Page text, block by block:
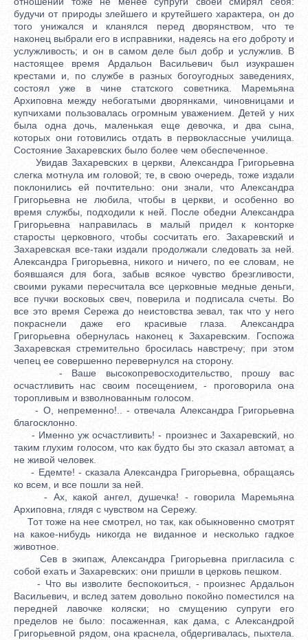
будучи от природы злейшего и крутейшего характера, он до
того унижался и кланялся перед дворянством, что те
наконец выбрали его в исправники, надеясь на его доброту и
услужливость; и он в самом деле был добр и услужлив. В
настоящее время Ардальон Васильевич был изукрашен
крестами и, по службе в разных богоугодных заведениях,
состоял уже в чине статского советника. Маремьяна
Архиповна между небогатыми дворянками, чиновницами и
купчихами пользовалась огромным уважением. Детей у них
была одна дочь, маленькая еще девочка, и два сына,
которых они готовились отдать в первоклассные училища.
Состояние Захаревских было более чем обеспеченное.
Увидав Захаревских в церкви, Александра Григорьевна
слегка мотнула им головой; те, в свою очередь, тоже издали
поклонились ей почтительно: они знали, что Александра
Григорьевна не любила, чтобы в церкви, и особенно во
время службы, подходили к ней. После обедни Александра
Григорьевна направилась в малый придел к конторке
старосты церковного, чтобы сосчитать его. Захаревский и
Захаревская все-таки издали продолжали следовать за ней.
Александра Григорьевна, никого и ничего, по ее словам, не
боявшаяся для бога, забыв всякое чувство брезгливости,
своими руками пересчитала все церковные медные деньги,
все пучки восковых свеч, поверила и подписала счеты. Во
все это время Сережа до неистовства зевал, так что у него
покраснели даже его красивые глаза. Александра
Григорьевна обернулась наконец к Захаревским. Госпожа
Захаревская стремительно бросилась навстречу; при этом
чепец ее совершенно перевернулся на сторону.
- Ваше высокопревосходительство, прошу вас
осчастливить нас своим посещением, - проговорила она
торопливым и взволнованным голосом.
- О, непременно!.. - отвечала Александра Григорьевна
благосклонно.
- Именно уж осчастливить! - произнес и Захаревский, но
таким глухим голосом, что как будто бы это сказал автомат, а
не живой человек.
- Едемте! - сказала Александра Григорьевна, обращаясь
ко всем, и все пошли за ней.
- Ах, какой ангел, душечка! - говорила Маремьяна
Архиповна, глядя с чувством на Сережу.
Тот тоже на нее смотрел, но так, как обыкновенно смотрят
на какое-нибудь никогда не виданное и несколько гадкое
животное.
Сев в экипаж, Александра Григорьевна пригласила с
собой ехать и Захаревских: они пришли в церковь пешком.
- Что вы изволите беспокоиться, - произнес Ардальон
Васильевич, и вслед затем довольно покойно поместился на
передней лавочке коляски; но смущению супруги его
пределов не было: посаженная, как дама, с Александрой
Григорьевной рядом, она краснела, обдергивалась, пыхтела.